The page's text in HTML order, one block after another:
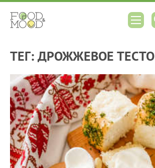
ТЕГ: ДРОЖЖЕВОЕ ТЕСТО